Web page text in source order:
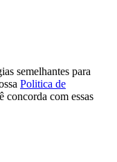
semelhantes para
Politica de
concorda com essas